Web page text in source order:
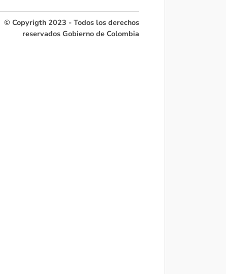
© Copyrigth 2023 - Todos los derechos
reservados Gobierno de Colombia